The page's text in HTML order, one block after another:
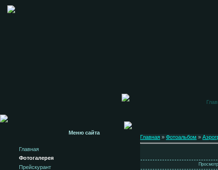
Меню сайта
Главная
Фотогалерея
Прейскурант
Главная » Фотоальбом »